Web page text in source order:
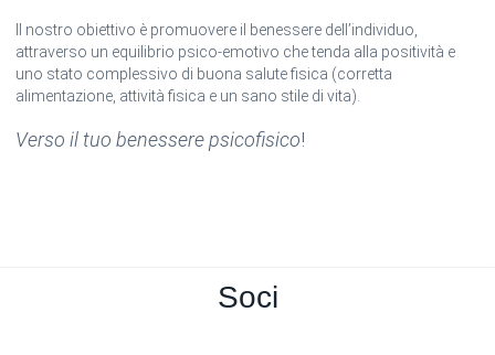
Il nostro obiettivo è promuovere il benessere dell’individuo,
attraverso un equilibrio psico-emotivo che tenda alla positività e
uno stato complessivo di buona salute fisica (corretta
alimentazione, attività fisica e un sano stile di vita).
Verso il tuo benessere psicofisico!
Soci